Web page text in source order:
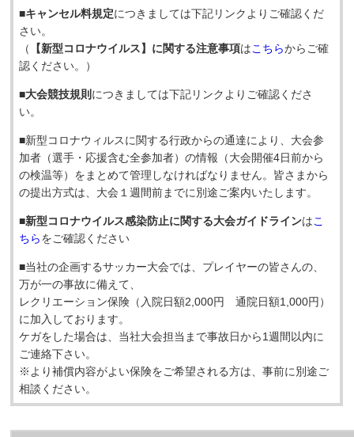
■キャンセル料規定につきましては下記リンクよりご確認くだ
さい。
（
【新型コロナウイルス】に関する注意事項はこちらからご確
認ください。）
■大会競技規則 につきましては下記リンクよりご確認くださ
い。
■新型コロナウィルスに関する行政からの通達により、大会参
加者（選手・応援含む全参加者）の情報（大会開催4日前から
の検温等）をまとめて管理しなければなりません。皆さまから
の提出方式は、大会１週間前までに別途ご案内いたします。
■新型コロナウイルス感染防止に関する大会ガイドラインはこ
ちらをご確認ください
■当社の企画するサッカー大会では、プレイヤーの皆さんの、
万が一の事故に備えて、
レクリエーション保険（入院日額2,000円 通院日額1,000円）
に加入しております。
ケガをした場合は、当社大会担当まで事故日から1週間以内に
ご連絡下さい。
※より補償内容がよい保険をご希望される方は、事前に別途ご
相談ください。